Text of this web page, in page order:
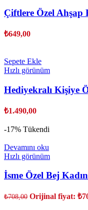
Çiftlere Özel Ahşap
₺649,00
Sepete Ekle
Hızlı görünüm
Hediyekralı Kişiye
₺1.490,00
-17% Tükendi
Devamını oku
Hızlı görünüm
İsme Özel Bej
₺708,00 Orijinal fiyat: